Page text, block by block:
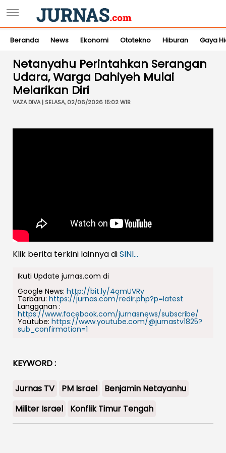
Beranda News Ekonomi Ototekno Hiburan Gaya
Netanyahu Perintahkan Serangan
Udara, Warga Dahiyeh Mulai
Melarikan Diri
VAZA DIVA | SELASA, 02/06/2026 15:02 WIB
Klik berita terkini lainnya diSINI...
Ikuti Update jurnas.com di
Google News: http://bit.ly/4omUVRy
Terbaru: https://jurnas.com/redir.php?p=latest
Langganan :
https://www.facebook.com/jurnasnews/subscribe/
Youtube: https://www.youtube.com/@jurnastv1825?
sub_confirmation=1
KEYWORD :
Jurnas TV PM Israel
Benjamin Netayanhu
Militer Israel
Konflik Timur Tengah